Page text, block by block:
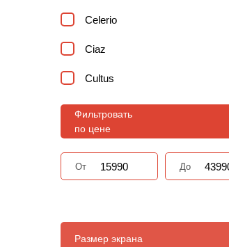
Celerio
Ciaz
Cultus
Dzire
Equator
Ertiga
GRAND VITARA
Фильтровать
по цене
От До
Размер экрана